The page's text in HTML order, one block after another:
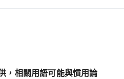
私人導覽遊
，相關用語可能與慣用論